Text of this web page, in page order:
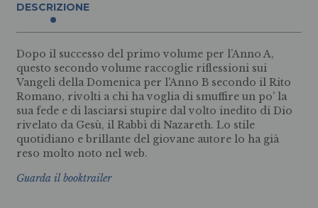
DESCRIZIONE
Dopo il successo del primo volume per l’Anno A,
questo secondo volume raccoglie riflessioni sui
Vangeli della Domenica per l'Anno B secondo il Rito
Romano, rivolti a chi ha voglia di smuffire un po’ la
sua fede e di lasciarsi stupire dal volto inedito di Dio
rivelato da Gesù, il Rabbì di Nazareth. Lo stile
quotidiano e brillante del giovane autore lo ha già
reso molto noto nel web.
Guarda il booktrailer